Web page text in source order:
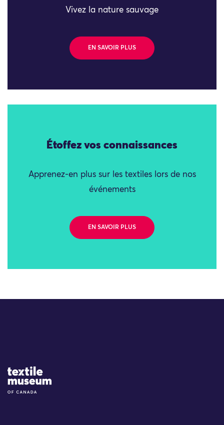
Vivez la nature sauvage
EN SAVOIR PLUS
Étoffez vos connaissances
Apprenez-en plus sur les textiles lors de nos
événements
EN SAVOIR PLUS
Site Logo